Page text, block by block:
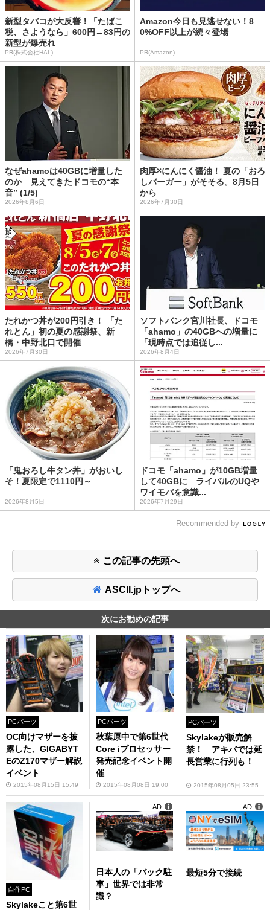
新型タバコが大反響！「たばこ
税、さようなら」600円→83円の
新型が爆売れ
PR(株式会社HAL)
Amazon今日も見逃せない！8
0%OFF以上が続々登場
PR(Amazon)
なぜahamoは40GBに増量した
のか 見えてきたドコモの“本
音” (1/5)
2026年8月6日
肉厚×にんにく醤油！ 夏の「おろ
しバーガー」がそそる。8月5日
から
2026年7月30日
たれかつ丼が200円引き！ 「た
れとん」初の夏の感謝祭、新
橋・中野北口で開催
2026年7月30日
ソフトバンク宮川社長、ドコモ
「ahamo」の40GBへの増量に
「現時点では追従し...
2026年8月4日
「鬼おろし牛タン丼」がおいし
そ！夏限定で1110円～
2026年8月5日
ドコモ「ahamo」が10GB増量
して40GBに ライバルのUQや
ワイモバを意識...
2026年7月29日
Recommended by
この記事の先頭へ
ASCII.jpトップへ
次にお勧めの記事
PCパーツ
OC向けマザーを披
露した、GIGABYT
EのZ170マザー解説
イベント
2015年08月15日 15:49
PCパーツ
秋葉原中で第6世代
Core iプロセッサー
発売記念イベント開
催
2015年08月08日 19:00
PCパーツ
Skylakeが販売解
禁！ アキバでは延
長営業に行列も！
2015年08月05日 23:55
自作PC
Skylakeこと第6世
日本人の「バック駐
車」世界では非常
識？
AD
最短5分で接続
AD